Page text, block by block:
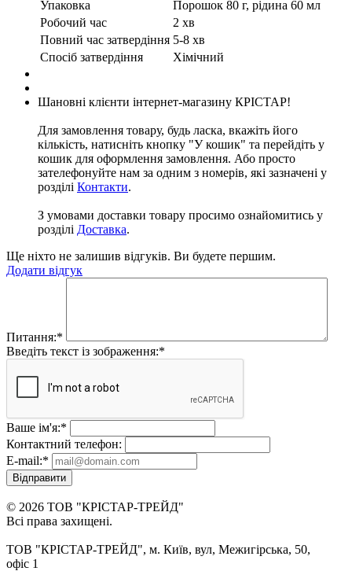
Упаковка
Порошок 80 г, рідина 60 мл
Робочий час
2 хв
Повний час затвердіння 5-8 хв
Спосіб затвердіння
Хімічний
Шановні клієнти інтернет-магазину КРІСТАР!
Для замовлення товару, будь ласка, вкажіть його
кількість, натисніть кнопку "У кошик" та перейдіть у
кошик для оформлення замовлення. Або просто
зателефонуйте нам за одним з номерів, які зазначені у
розділі Контакти.
З умовами доставки товару просимо ознайомитись у
розділі Доставка.
Ще ніхто не залишив відгуків. Ви будете першим.
Додати відгук
Питання:*
Введіть текст із зображення:*
Ваше ім'я:*
Контактний телефон:
E-mail:*
Відправити
© 2026 ТОВ "КРІСТАР-ТРЕЙД"
Всі права захищені.
ТОВ "КРІСТАР-ТРЕЙД", м. Київ, вул, Межигірська, 50,
офіс 1